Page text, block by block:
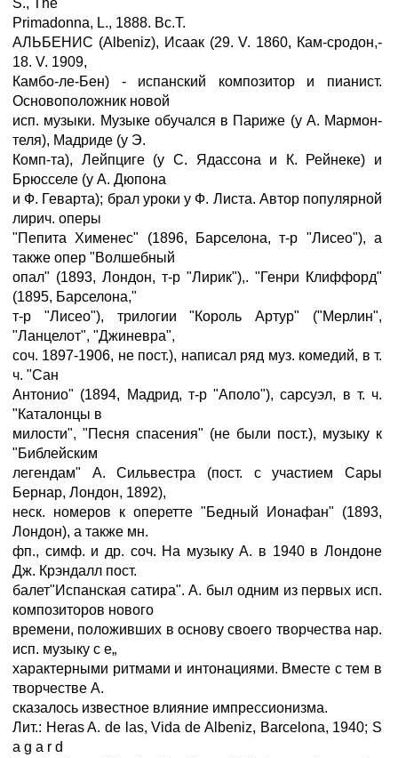
S., The
Primadonna, L., 1888. Bc.T.
АЛЬБЕНИС (Albeniz), Исаак (29. V. 1860, Кам-сродон,-
18. V. 1909,
Камбо-ле-Бен) - испанский композитор и пианист.
Основоположник новой
исп. музыки. Музыке обучался в Париже (у А. Мармон-
теля), Мадриде (у Э.
Комп-та), Лейпциге (у С. Ядассона и К. Рейнеке) и
Брюсселе (у А. Дюпона
и Ф. Геварта); брал уроки у Ф. Листа. Автор популярной
лирич. оперы
"Пепита Хименес" (1896, Барселона, т-р "Лисео"), а
также опер "Волшебный
опал" (1893, Лондон, т-р "Лирик"),. "Генри Клиффорд"
(1895, Барселона,"
т-р "Лисео"), трилогии "Король Артур" ("Мерлин",
"Ланцелот", "Джиневра",
соч. 1897-1906, не пост.), написал ряд муз. комедий, в т.
ч. "Сан
Антонио" (1894, Мадрид, т-р "Аполо"), сарсуэл, в т. ч.
"Каталонцы в
милости", "Песня спасения" (не были пост.), музыку к
"Библейским
легендам" А. Сильвестра (пост. с участием Сары
Бернар, Лондон, 1892),
неск. номеров к оперетте "Бедный Ионафан" (1893,
Лондон), а также мн.
фп., симф. и др. соч. На музыку А. в 1940 в Лондоне
Дж. Крэндалл пост.
балет"Испанская сатира". А. был одним из первых исп.
композиторов нового
времени, положивших в основу своего творчества нар.
исп. музыку с е„
характерными ритмами и интонациями. Вместе с тем в
творчестве А.
сказалось известное влияние импрессионизма.
Лит.: Heras A. de las, Vida de Albeniz, Barcelona, 1940; S
a g a r d